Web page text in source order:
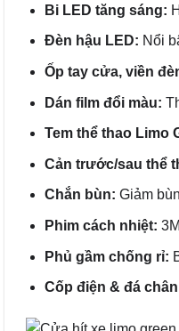
Bi LED tăng sáng:
Đèn hậu LED: Nổi
Ốp tay cửa, viền
Dán film đổi màu:
Tem thể thao Limo
Cản trước/sau thể
Chắn bùn: Giảm
Phim cách nhiệt:
Phủ gầm chống rỉ:
Cốp điện & đá